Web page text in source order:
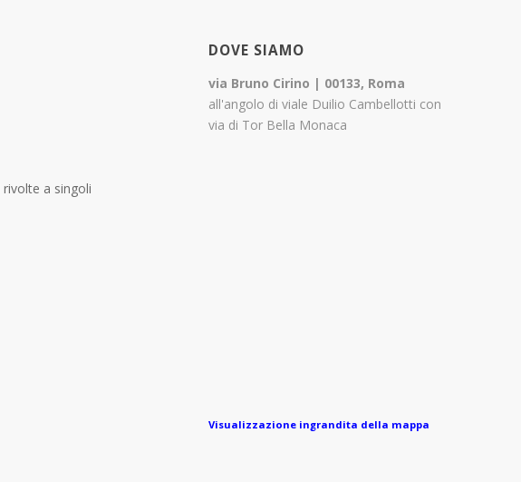
rivolte a singoli
DOVE SIAMO
via Bruno Cirino | 00133, Roma
all'angolo di viale Duilio Cambellotti con
via di Tor Bella Monaca
Visualizzazione ingrandita della mappa